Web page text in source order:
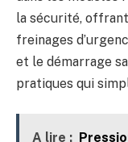
la sécurité,
freinages
et le démarrage
pratiques qui
A lire :